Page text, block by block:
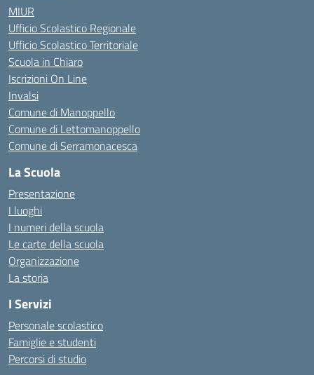
MIUR
Ufficio Scolastico Regionale
Ufficio Scolastico Territoriale
Scuola in Chiaro
Iscrizioni On Line
Invalsi
Comune di Manoppello
Comune di Lettomanoppello
Comune di Serramonacesca
La Scuola
Presentazione
I luoghi
I numeri della scuola
Le carte della scuola
Organizzazione
La storia
I Servizi
Personale scolastico
Famiglie e studenti
Percorsi di studio